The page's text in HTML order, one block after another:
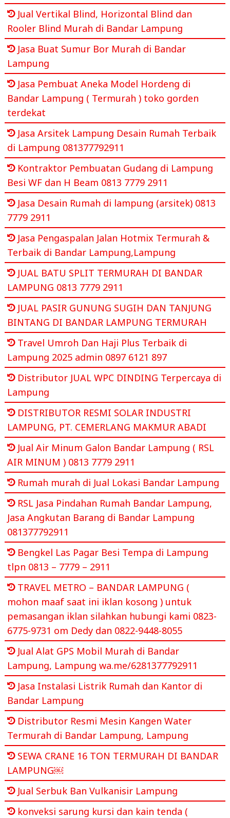
Jual Vertikal Blind, Horizontal Blind dan
Rooler Blind Murah di Bandar Lampung
Jasa Buat Sumur Bor Murah di Bandar
Lampung
Jasa Pembuat Aneka Model Hordeng di
Bandar Lampung ( Termurah ) toko gorden
terdekat
Jasa Arsitek Lampung Desain Rumah Terbaik
di Lampung 081377792911
Kontraktor Pembuatan Gudang di Lampung
Besi WF dan H Beam 0813 7779 2911
Jasa Desain Rumah di lampung (arsitek) 0813
7779 2911
Jasa Pengaspalan Jalan Hotmix Termurah &
Terbaik di Bandar Lampung,Lampung
JUAL BATU SPLIT TERMURAH DI BANDAR
LAMPUNG 0813 7779 2911
JUAL PASIR GUNUNG SUGIH DAN TANJUNG
BINTANG DI BANDAR LAMPUNG TERMURAH
Travel Umroh Dan Haji Plus Terbaik di
Lampung 2025 admin 0897 6121 897
Distributor JUAL WPC DINDING Terpercaya di
Lampung
DISTRIBUTOR RESMI SOLAR INDUSTRI
LAMPUNG, PT. CEMERLANG MAKMUR ABADI
Jual Air Minum Galon Bandar Lampung ( RSL
AIR MINUM ) 0813 7779 2911
Rumah murah di Jual Lokasi Bandar Lampung
RSL Jasa Pindahan Rumah Bandar Lampung,
Jasa Angkutan Barang di Bandar Lampung
081377792911
Bengkel Las Pagar Besi Tempa di Lampung
tlpn 0813 – 7779 – 2911
TRAVEL METRO – BANDAR LAMPUNG (
mohon maaf saat ini iklan kosong ) untuk
pemasangan iklan silahkan hubungi kami 0823-
6775-9731 om Dedy dan 0822-9448-8055
Jual Alat GPS Mobil Murah di Bandar
Lampung, Lampung wa.me/6281377792911
Jasa Instalasi Listrik Rumah dan Kantor di
Bandar Lampung
Distributor Resmi Mesin Kangen Water
Termurah di Bandar Lampung, Lampung
SEWA CRANE 16 TON TERMURAH DI BANDAR
LAMPUNG￼
Jual Serbuk Ban Vulkanisir Lampung
konveksi sarung kursi dan kain tenda (